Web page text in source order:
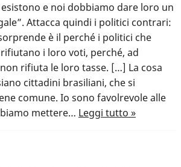
esistono e noi dobbiamo dare loro un
Attacca quindi i politici contrari:
è il perché i politici che
i loro voti, perché, ad
rifiuta le loro tasse. […] La cosa
cittadini brasiliani, che si
comune. Io sono favolrevole alle
mettere… Leggi tutto »